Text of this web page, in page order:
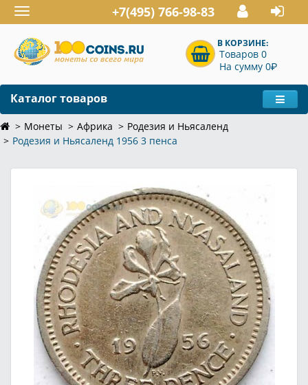
Toggle
navigation
+7(495) 766-98-83
В КОРЗИНЕ:
Товаров 0
На сумму 0P
Каталог товаров
Монеты Африка
Родезия и Ньясаленд
Родезия и Ньясаленд 1956 3 пенса